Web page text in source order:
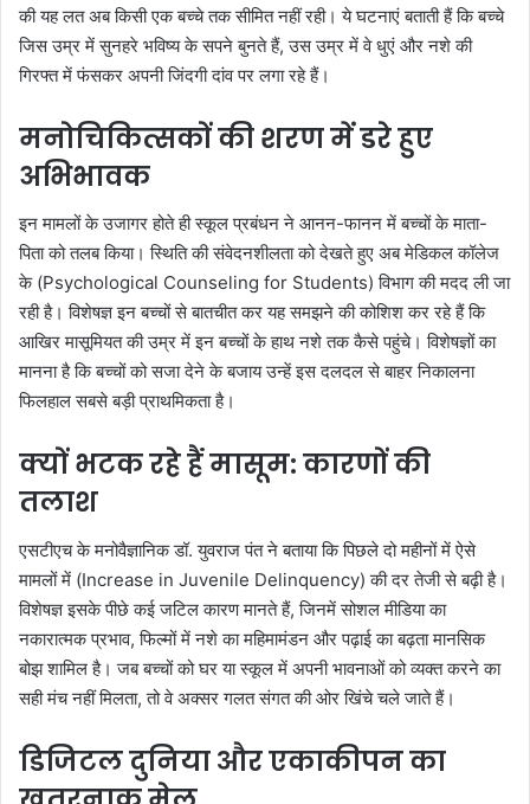
की यह लत अब किसी एक बच्चे तक सीमित नहीं रही। ये घटनाएं बताती हैं कि बच्चे
जिस उम्र में सुनहरे भविष्य के सपने बुनते हैं, उस उम्र में वे धुएं और नशे की
गिरफ्त में फंसकर अपनी जिंदगी दांव पर लगा रहे हैं।
मनोचिकित्सकों की शरण में डरे हुए
अभिभावक
इन मामलों के उजागर होते ही स्कूल प्रबंधन ने आनन-फानन में बच्चों के माता-
पिता को तलब किया। स्थिति की संवेदनशीलता को देखते हुए अब मेडिकल कॉलेज
के (Psychological Counseling for Students) विभाग की मदद ली जा
रही है। विशेषज्ञ इन बच्चों से बातचीत कर यह समझने की कोशिश कर रहे हैं कि
आखिर मासूमियत की उम्र में इन बच्चों के हाथ नशे तक कैसे पहुंचे। विशेषज्ञों का
मानना है कि बच्चों को सजा देने के बजाय उन्हें इस दलदल से बाहर निकालना
फिलहाल सबसे बड़ी प्राथमिकता है।
क्यों भटक रहे हैं मासूम: कारणों की
तलाश
एसटीएच के मनोवैज्ञानिक डॉ. युवराज पंत ने बताया कि पिछले दो महीनों में ऐसे
मामलों में (Increase in Juvenile Delinquency) की दर तेजी से बढ़ी है।
विशेषज्ञ इसके पीछे कई जटिल कारण मानते हैं, जिनमें सोशल मीडिया का
नकारात्मक प्रभाव, फिल्मों में नशे का महिमामंडन और पढ़ाई का बढ़ता मानसिक
बोझ शामिल है। जब बच्चों को घर या स्कूल में अपनी भावनाओं को व्यक्त करने का
सही मंच नहीं मिलता, तो वे अक्सर गलत संगत की ओर खिंचे चले जाते हैं।
डिजिटल दुनिया और एकाकीपन का